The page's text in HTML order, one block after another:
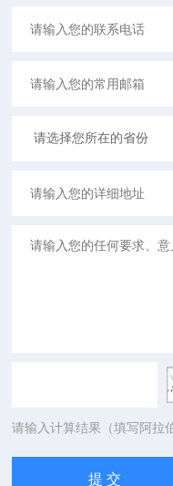
请输入计算结果（填写阿拉